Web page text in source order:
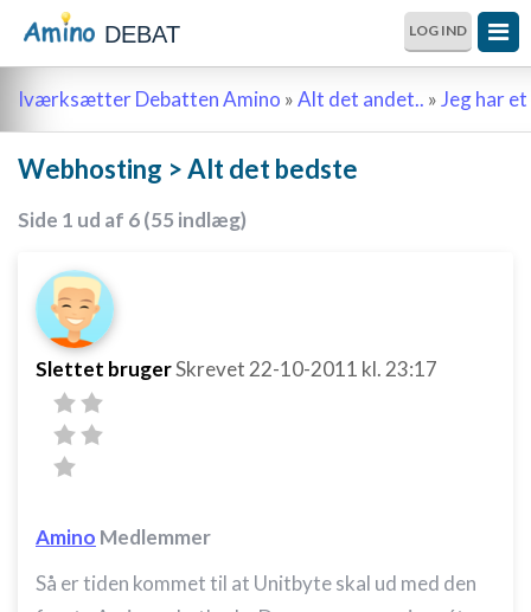
DEBAT LOG IND
Iværksætter Debatten Amino »Alt det andet.. »Jeg har
Webhosting > Alt det bedste
Side 1 ud af 6 (55 indlæg)
Slettet brugerSkrevet 22-10-2011 kl. 23:17
Amino Medlemmer
Så er tiden kommet til at Unitbyte skal ud med den